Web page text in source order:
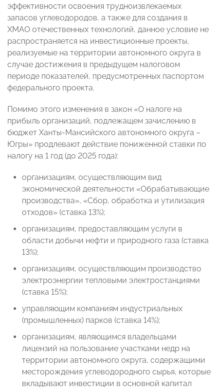
эффективности освоения трудноизвлекаемых
запасов углеводородов, а также для создания в
ХМАО отечественных технологий, данное условие не
распространяется на инвестиционные проекты,
реализуемые на территории автономного округа в
случае достижения в предыдущем налоговом
периоде показателей, предусмотренных паспортом
федерального проекта.
Помимо этого изменения в закон «О налоге на
прибыль организаций, подлежащем зачислению в
бюджет Ханты-Мансийского автономного округа –
Югры» продлевают действие пониженной ставки по
налогу на 1 год (до 2025 года):
организациям, осуществляющим вид
экономической деятельности «Обрабатывающие
производства», «Сбор, обработка и утилизация
отходов» (ставка 13%);
организациям, предоставляющим услуги в
области добычи нефти и природного газа (ставка
13%);
организациям, осуществляющим производство
электроэнергии тепловыми электростанциями
(ставка 15%);
управляющим компаниям индустриальных
(промышленных) парков (ставка 14%);
организациям, являющимся владельцами
лицензий на пользование участками недр на
территории автономного округа, содержащими
месторождения углеводородного сырья, которые
вкладывают инвестиции в основной капитал